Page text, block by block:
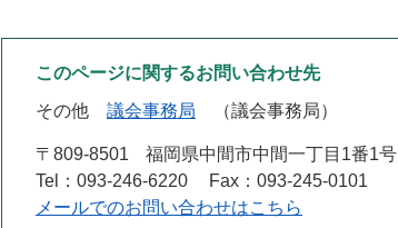
このページに関するお問い合わせ先
その他
議会事務局 議会事務局
〒809-8501
福岡県中間市中間一丁目1番1号
Tel：093-246-6220
Fax：093-245-0101
メールでのお問い合わせはこちら